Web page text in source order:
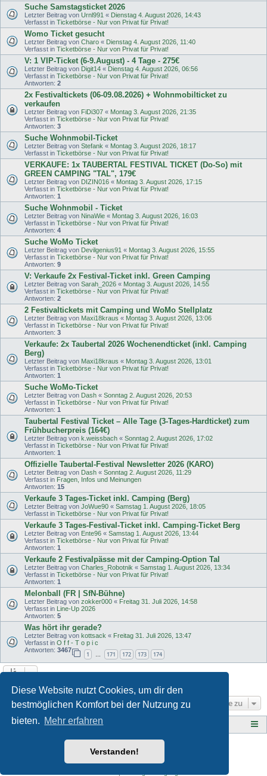
Diese Website nutzt Cookies, um dir den
bestmöglichen Komfort bei der Nutzung zu
bieten. Mehr erfahren
Verstanden!
Suche Samstagsticket 2026
Letzter Beitrag von Urnl991 « Dienstag 4. August 2026, 14:43
Verfasst in Ticketbörse - Nur von Privat für Privat!
Womo Ticket gesucht
Letzter Beitrag von Charo « Dienstag 4. August 2026, 11:40
Verfasst in Ticketbörse - Nur von Privat für Privat!
V: 1 VIP-Ticket (6-9.August) - 4 Tage - 275€
Letzter Beitrag von Digit14 « Dienstag 4. August 2026, 06:56
Verfasst in Ticketbörse - Nur von Privat für Privat!
Antworten: 2
2x Festivaltickets (06-09.08.2026) + Wohnmobilticket zu
verkaufen
Letzter Beitrag von FiDi307 « Montag 3. August 2026, 21:35
Verfasst in Ticketbörse - Nur von Privat für Privat!
Antworten: 3
Suche Wohnmobil-Ticket
Letzter Beitrag von Stefank « Montag 3. August 2026, 18:17
Verfasst in Ticketbörse - Nur von Privat für Privat!
VERKAUFE: 1x TAUBERTAL FESTIVAL TICKET (Do-So) mit
GREEN CAMPING "TAL", 179€
Letzter Beitrag von DIZIN016 « Montag 3. August 2026, 17:15
Verfasst in Ticketbörse - Nur von Privat für Privat!
Antworten: 1
Suche Wohnmobil - Ticket
Letzter Beitrag von NinaWie « Montag 3. August 2026, 16:03
Verfasst in Ticketbörse - Nur von Privat für Privat!
Antworten: 4
Suche WoMo Ticket
Letzter Beitrag von Devilgenius91 « Montag 3. August 2026, 15:55
Verfasst in Ticketbörse - Nur von Privat für Privat!
Antworten: 9
V: Verkaufe 2x Festival-Ticket inkl. Green Camping
Letzter Beitrag von Sarah_2026 « Montag 3. August 2026, 14:55
Verfasst in Ticketbörse - Nur von Privat für Privat!
Antworten: 2
2 Festivaltickets mit Camping und WoMo Stellplatz
Letzter Beitrag von Maxi18kraus « Montag 3. August 2026, 13:06
Verfasst in Ticketbörse - Nur von Privat für Privat!
Antworten: 3
Verkaufe: 2x Taubertal 2026 Wochenendticket (inkl. Camping
Berg)
Letzter Beitrag von Maxi18kraus « Montag 3. August 2026, 13:01
Verfasst in Ticketbörse - Nur von Privat für Privat!
Antworten: 1
Suche WoMo-Ticket
Letzter Beitrag von Dash « Sonntag 2. August 2026, 20:53
Verfasst in Ticketbörse - Nur von Privat für Privat!
Antworten: 1
Taubertal Festival Ticket – Alle Tage (3-Tages-Hardticket) zum
Frühbucherpreis (164€)
Letzter Beitrag von k.weissbach « Sonntag 2. August 2026, 17:02
Verfasst in Ticketbörse - Nur von Privat für Privat!
Antworten: 1
Offizielle Taubertal-Festival Newsletter 2026 (KARO)
Letzter Beitrag von Dash « Sonntag 2. August 2026, 11:29
Verfasst in Fragen, Infos und Meinungen
Antworten: 15
Verkaufe 3 Tages-Ticket inkl. Camping (Berg)
Letzter Beitrag von JoWue90 « Samstag 1. August 2026, 18:05
Verfasst in Ticketbörse - Nur von Privat für Privat!
Verkaufe 3 Tages-Festival-Ticket inkl. Camping-Ticket Berg
Letzter Beitrag von Ente96 « Samstag 1. August 2026, 13:44
Verfasst in Ticketbörse - Nur von Privat für Privat!
Antworten: 1
Verkaufe 2 Festivalpässe mit der Camping-Option Tal
Letzter Beitrag von Charles_Robotnik « Samstag 1. August 2026, 13:34
Verfasst in Ticketbörse - Nur von Privat für Privat!
Antworten: 1
Melonball (FR | SfN-Bühne)
Letzter Beitrag von zokker000 « Freitag 31. Juli 2026, 14:58
Verfasst in Line-Up 2026
Antworten: 5
Was hört ihr gerade?
Letzter Beitrag von kottsack « Freitag 31. Juli 2026, 13:47
Verfasst in O f f - T o p i c
Antworten: 3467
1 … 171 172 173 174
Gehe zu
Tauberplanscher-Forum.de
Zuma Portal
Powered byphpBB® Forum Software © phpBB Limited
phpBB.de